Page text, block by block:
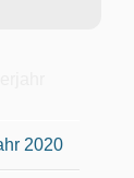
2020